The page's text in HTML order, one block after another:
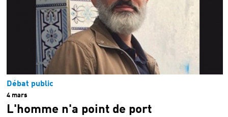
Débat public
4 mars
L'homme n'a point de port